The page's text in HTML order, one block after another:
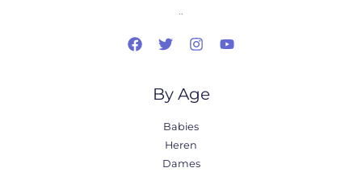
..
By Age
Babies
Heren
Dames